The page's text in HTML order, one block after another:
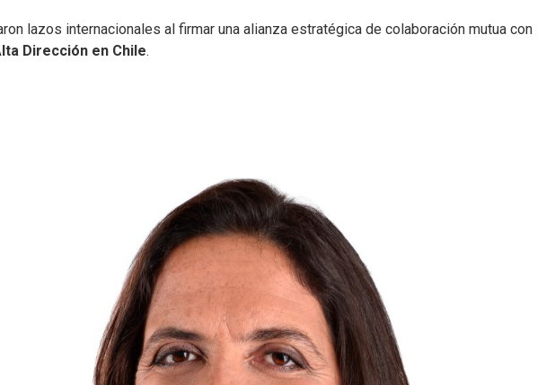
lazos internacionales al firmar una alianza estratégica de colaboración mutua con
Dirección en Chile.